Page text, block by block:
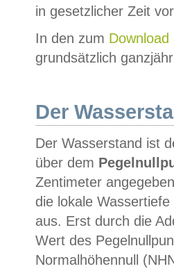
in gesetzlicher Zeit
In den zum Download
grundsätzlich
Der
Der Wasserstand ist
über dem
Zentimeter
die lokale
aus. Erst durch die
Wert des
Normalhöhennull